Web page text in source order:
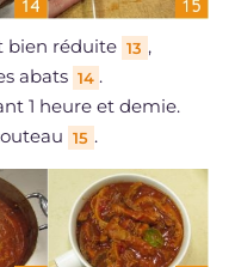
bien réduite 13 ,
abats 14 .
1 heure et demie.
15 .